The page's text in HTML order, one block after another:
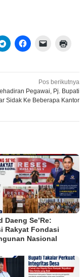
Pos berikutnya
Pegawai, Pj. Bupati
Sidak Ke Beberapa Kantor
Daeng Se’Re:
Rakyat Fondasi
Nasional